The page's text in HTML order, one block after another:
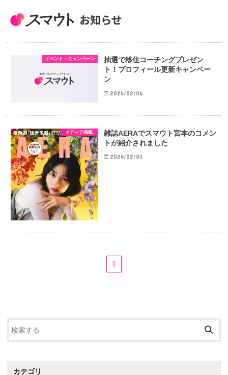
イベント・キャンペーン
抽選で移住コーチングプレゼン
ト！プロフィール更新キャンペー
ン
2026/02/06
メディア掲載
雑誌AERAでスマウト宮本のコメン
トが紹介されました
2026/02/03
1
カテゴリ